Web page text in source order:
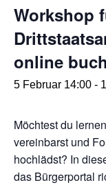
Workshop
online
5 Februar 14:00 -
Möchtest du
vereinbarst und
hochlädst? In
das Bürgerportal